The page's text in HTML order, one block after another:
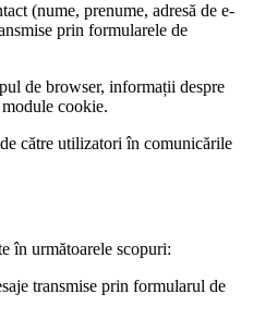
(nume, prenume, adresă de e-
prin formularele de
de browser, informații despre
cookie.
către utilizatori în comunicările
în următoarele scopuri:
transmise prin formularul de